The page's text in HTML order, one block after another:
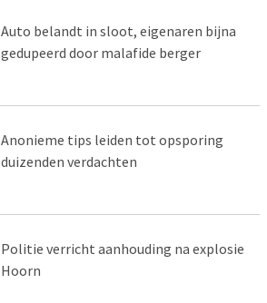
Auto belandt in sloot, eigenaren bijna
gedupeerd door malafide berger
Anonieme tips leiden tot opsporing
duizenden verdachten
Politie verricht aanhouding na explosie
Hoorn